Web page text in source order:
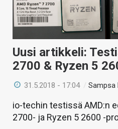
Uusi artikkeli:
2700 & Ryzen 5
31.5.2018 - 17:04 /Sampsa
io-techin testissä AMD:n
2700- ja Ryzen 5 2600 -